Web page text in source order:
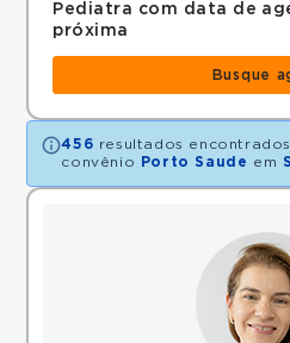
Pediatra com data de
próxima
Busque
456 resultados
convênio
Porto Saude em